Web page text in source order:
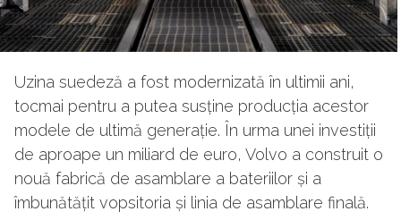
Uzina suedeză a fost modernizată în ultimii ani,
tocmai pentru a putea susține producția acestor
modele de ultimă generație. În urma unei investiții
de aproape un miliard de euro, Volvo a construit o
nouă fabrică de asamblare a bateriilor și a
îmbunătățit vopsitoria și linia de asamblare finală.